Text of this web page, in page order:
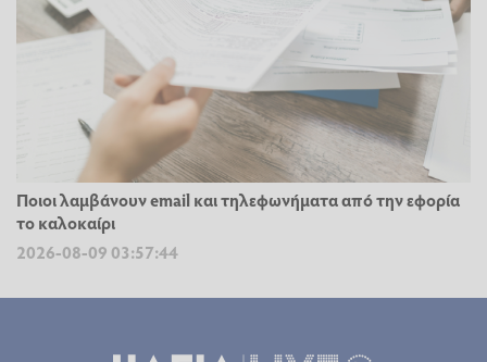
Ποιοι λαμβάνουν email και τηλεφωνήματα από την εφορία
το καλοκαίρι
2026-08-09 03:57:44